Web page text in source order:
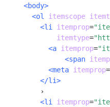
<body>
<ol
itemscope
<li
itemprop=
itemtype=
<a itemprop=
<span
<meta itemprop=
</li>
›
<li
itemprop=